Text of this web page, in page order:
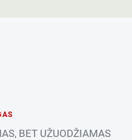
BET UŽUODŽIAMAS